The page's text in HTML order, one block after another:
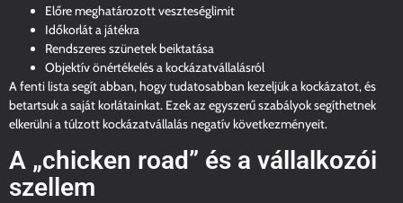
Előre meghatározott veszteséglimit
Időkorlát a játékra
Rendszeres szünetek beiktatása
Objektív önértékelés a kockázatvállalásról
A fenti lista segít abban, hogy tudatosabban kezeljük a kockázatot, és
betartsuk a saját korlátainkat. Ezek az egyszerű szabályok segíthetnek
elkerülni a túlzott kockázatvállalás negatív következményeit.
A „chicken road” és a vállalkozói
szellem